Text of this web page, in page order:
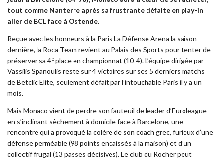
tout comme Nanterre après sa frustrante défaite en play-in
aller de BCL face à Ostende.
Reçue avec les honneurs à la Paris La Défense Arena la saison
dernière, la Roca Team revient au Palais des Sports pour tenter de
préserver sa 4eplace en championnat (10-4). L’équipe dirigée par
Vassilis Spanoulis reste sur 4 victoires sur ses 5 derniers matchs
de Betclic Elite, seulement défait par l’intouchable Paris il y a un
mois.
Mais Monaco vient de perdre son fauteuil de leader d’Euroleague
en s’inclinant sèchement à domicile face à Barcelone, une
rencontre qui a provoqué la colère de son coach grec, furieux d’une
défense perméable (98 points encaissés à la maison) et d’un
collectif frugal (13 passes décisives). Le club du Rocher peut